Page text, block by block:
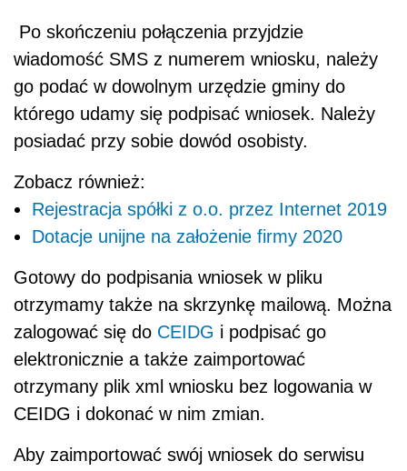
Po skończeniu połączenia przyjdzie
wiadomość SMS z numerem wniosku, należy
go podać w dowolnym urzędzie gminy do
którego udamy się podpisać wniosek. Należy
posiadać przy sobie dowód osobisty.
Zobacz również:
Rejestracja spółki z o.o. przez Internet 2019
Dotacje unijne na założenie firmy 2020
Gotowy do podpisania wniosek w pliku
otrzymamy także na skrzynkę mailową. Można
zalogować się do CEIDG i podpisać go
elektronicznie a także zaimportować
otrzymany plik xml wniosku bez logowania w
CEIDG i dokonać w nim zmian.
Aby zaimportować swój wniosek do serwisu